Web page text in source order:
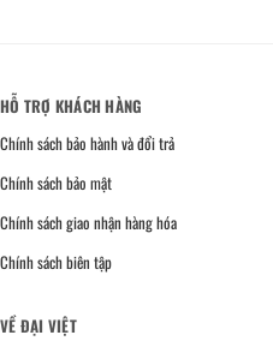
HỖ TRỢ KHÁCH HÀNG
Chính sách bảo hành và đổi trả
Chính sách bảo mật
Chính sách giao nhận hàng hóa
Chính sách biên tập
VỀ ĐẠI VIỆT